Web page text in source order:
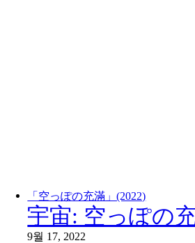
「空っぽの充滿」(2022)
宇宙: 空っぽの
9월 17, 2022